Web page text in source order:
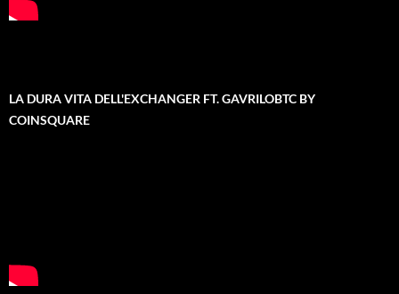
LA DURA VITA DELL'EXCHANGER FT. GAVRILOBTC BY
COINSQUARE